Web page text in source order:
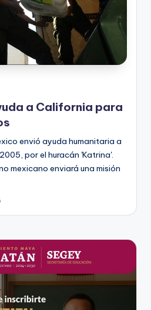
a California para
envió ayuda humanitaria a
por el huracán 'Katrina'.
mexicano enviará una misión